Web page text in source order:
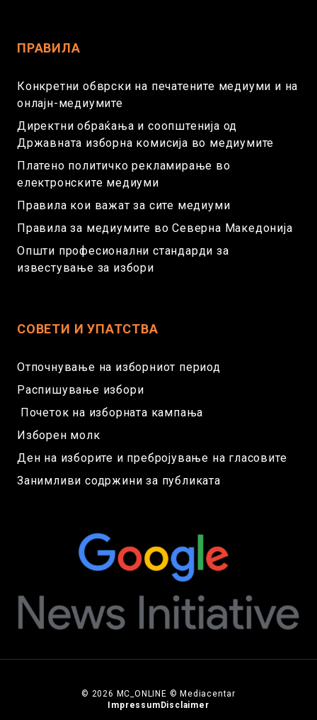
ПРАВИЛА
Конкретни обврски на печатените медиуми и на
онлајн-медиумите
Директни обраќања и соопштенија од
Државната изборна комисија во медиумите
Платено политичко рекламирање во
електронските медиуми
Правила кои важат за сите медиуми
Правила за медиумите во Северна Македонија
Општи професионални стандарди за
известување за избори
СОВЕТИ И УПАТСТВА
Отпочнување на изборниот период
Распишување избори
Почеток на изборната кампања
Изборен молк
Ден на изборите и пребројување на гласовите
Занимливи содржини за публиката
© 2026 MC_ONLINE © Mediacentar
Impressum Disclaimer